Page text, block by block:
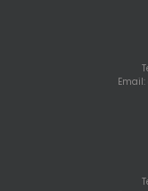
Email: